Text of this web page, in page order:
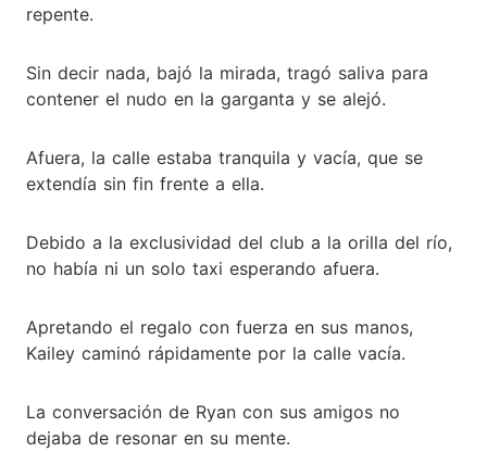
repente.
Sin decir nada, bajó la mirada, tragó saliva para
contener el nudo en la garganta y se alejó.
Afuera, la calle estaba tranquila y vacía, que se
extendía sin fin frente a ella.
Debido a la exclusividad del club a la orilla del río,
no había ni un solo taxi esperando afuera.
Apretando el regalo con fuerza en sus manos,
Kailey caminó rápidamente por la calle vacía.
La conversación de Ryan con sus amigos no
dejaba de resonar en su mente.